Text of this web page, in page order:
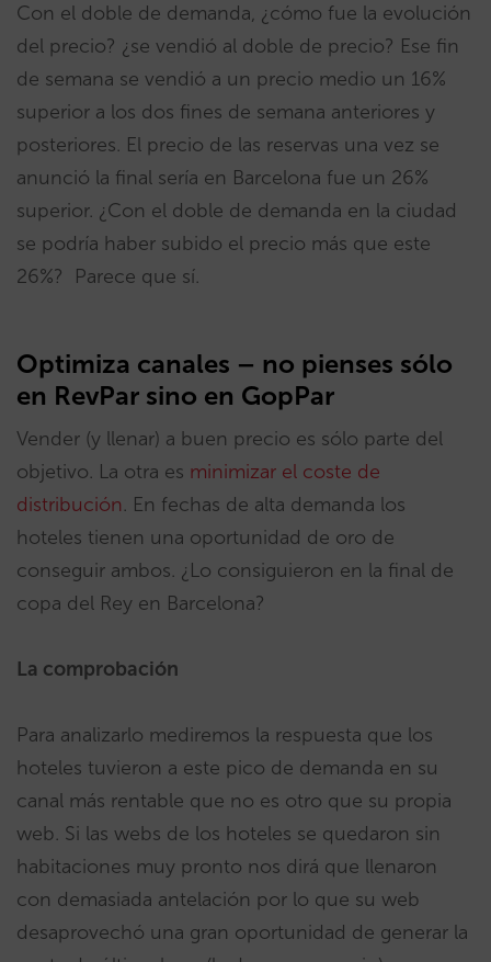
Con el doble de demanda, ¿cómo fue la evolución
del precio? ¿se vendió al doble de precio? Ese fin
de semana se vendió a un precio medio un 16%
superior a los dos fines de semana anteriores y
posteriores. El precio de las reservas una vez se
anunció la final sería en Barcelona fue un 26%
superior. ¿Con el doble de demanda en la ciudad
se podría haber subido el precio más que este
26%? Parece que sí.
Optimiza canales – no pienses sólo
en RevPar sino en GopPar
Vender (y llenar) a buen precio es sólo parte del
objetivo. La otra es minimizar el coste de
distribución. En fechas de alta demanda los
hoteles tienen una oportunidad de oro de
conseguir ambos. ¿Lo consiguieron en la final de
copa del Rey en Barcelona?
La comprobación
Para analizarlo mediremos la respuesta que los
hoteles tuvieron a este pico de demanda en su
canal más rentable que no es otro que su propia
web. Si las webs de los hoteles se quedaron sin
habitaciones muy pronto nos dirá que llenaron
con demasiada antelación por lo que su web
desaprovechó una gran oportunidad de generar la